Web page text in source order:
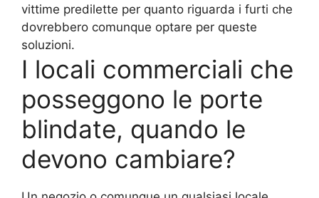
vittime predilette per quanto riguarda i furti che
dovrebbero comunque optare per queste
soluzioni.
I locali commerciali che
posseggono le porte
blindate, quando le
devono cambiare?